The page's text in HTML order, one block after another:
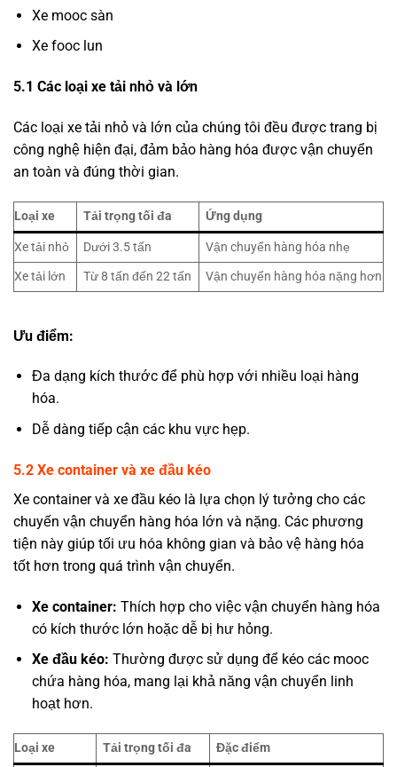
Xe mooc sàn
Xe fooc lun
5.1 Các loại xe tải nhỏ và lớn
Các loại xe tải nhỏ và lớn của chúng tôi đều được trang bị
công nghệ hiện đại, đảm bảo hàng hóa được vận chuyển
an toàn và đúng thời gian.
Loại xe Tải trọng tối đa Ứng dụng
Xe tải nhỏ Dưới 3.5 tấn
Vận chuyển hàng hóa nhẹ
Xe tải lớn
Từ 8 tấn đến 22 tấn Vận chuyển hàng hóa nặng hơn
Ưu điểm:
Đa dạng kích thước để phù hợp với nhiều loại hàng
hóa.
Dễ dàng tiếp cận các khu vực hẹp.
5.2 Xe container và xe đầu kéo
Xe container và xe đầu kéo là lựa chọn lý tưởng cho các
chuyến vận chuyển hàng hóa lớn và nặng. Các phương
tiện này giúp tối ưu hóa không gian và bảo vệ hàng hóa
tốt hơn trong quá trình vận chuyển.
Xe container: Thích hợp cho việc vận chuyển hàng hóa
có kích thước lớn hoặc dễ bị hư hỏng.
Xe đầu kéo: Thường được sử dụng để kéo các mooc
chứa hàng hóa, mang lại khả năng vận chuyển linh
hoạt hơn.
Loại xe Tải trọng tối đa Đặc điểm